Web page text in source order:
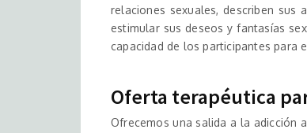
relaciones sexuales, describen
estimular sus deseos y fantasías
capacidad de los participantes para
Oferta terapéutica
Ofrecemos una salida a la adicción